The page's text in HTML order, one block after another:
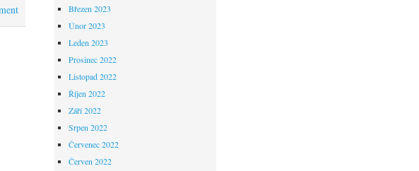
Březen 2023
Únor 2023
Leden 2023
Prosinec 2022
Listopad 2022
Říjen 2022
Září 2022
Srpen 2022
Červenec 2022
Červen 2022